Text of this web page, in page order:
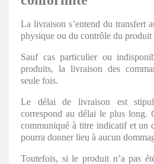
La livraison s’entend du transfert
physique ou du contrôle du produit
Sauf cas particulier ou
produits, la livraison des
seule fois.
Le délai de livraison est
correspond au délai le plus long.
communiqué à titre indicatif et un
pourra donner lieu à aucun
Toutefois, si le produit n’a pas